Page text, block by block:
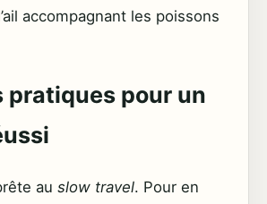
accompagnant les poissons
pratiques pour un
au slow travel. Pour en